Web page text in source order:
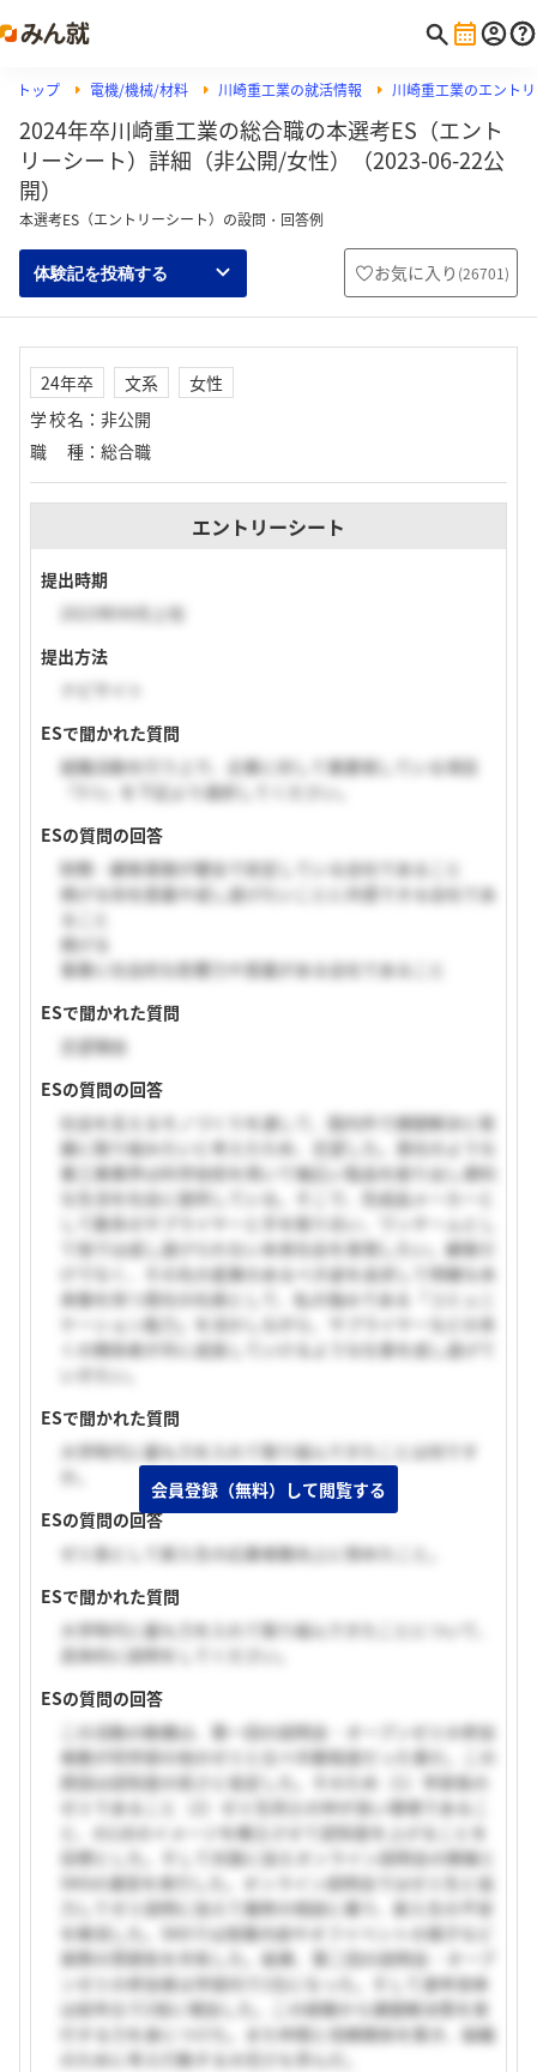
トップ 電機/機械/材料 川崎重工業の就活情報 川崎重工業のエント
2024年卒川崎重工業の総合職の本選考ES（エント
リーシート）詳細（非公開/女性）（2023-06-22公
開）
本選考ES（エントリーシート）の設問・回答例
体験記を投稿する お気に入り (26701)
24年卒 文系
女性
学校名 ： 非公開
職種 ： 総合職
エントリーシート
提出時期
2023年04月上旬
提出方法
ESで聞かれた質問
就職活動を行う上で、企業に対して重要視している項目
『3つ』を下記より選択してください。
ESの質問の回答
財務・顧客基盤が健全で安定している会社であること
掲げる存在意義や成し遂げたいことに共感できる会社であ
ること
掲げる
事業に社会的な影響力や意義がある会社であること
ESで聞かれた質問
志望理由
ESの質問の回答
社会を支えるモノづくりを通して、国内外で課題解決と発
展に取り組みたいと考えたため、志望した。貴社のような
重工業業界は科学技術を用いて幅広い製品を創り出し便利
な生活を社会に提供している。そこで、完成品メーカーと
して数多のサプライヤーと手を取り合い、ワンチームとし
て他では成し遂げられない未来社会を実現したい。顧客だ
けでなく、その先の産業のあるべき姿を追求して明確な未
来像を持つ貴社の社員として、私の強みである「コミュニ
ケーション能力」を活かしながら、サプライヤーなどの多
くの関係者が共に成長していけるような仕事を成し遂げて
ESで聞かれた質問
大学時代に最も力を入れて取り組んできたことは何です
か。
ESの質問の回答
ゼミ長として新入生の応募者数向上に努めたこと。
ESで聞かれた質問
大学時代に最も力を入れて取り組んできたことについて、
具体的に説明をしてください。
ESの質問の回答
この活動の動機は、第一回の説明会・オープンゼミの参加
者数が同学部の他のゼミと比べ半数程度だった事だ。この
原因は認知度の低さと仮定した。そのため（1）学部長の
ゼミであること（2）ゼミ生同士の仲が良い環境であるこ
と、の2点のイメージを確立させて認知度を上げることを
目標とした。そして対面に加えオンライン説明会の開催と
SNSの運営を実行した。オンライン説明会ではゼミ生と協
力してゼミ説明に加えて履修の相談に乗り、新入生の不安
を解消した。SNSでは授業内容やオフイベントの様子など
実際の雰囲気を共有した。結果、第二回の説明会・オープ
ンゼミの参加者は学部内で1位になった。そして選考倍率
は前年比で2倍に増加した。この経験から課題解決策を実
行する力を身につけた。また仲間と信頼関係を築き、組織
のために考え行動する大切さも学んだ。
会員登録（無料）して閲覧する